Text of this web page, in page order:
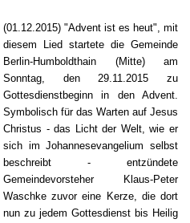
(01.12.2015) "Advent ist es heut", mit
diesem Lied startete die Gemeinde
Berlin-Humboldthain (Mitte) am
Sonntag, den 29.11.2015 zu
Gottesdienstbeginn in den Advent.
Symbolisch für das Warten auf Jesus
Christus - das Licht der Welt, wie er
sich im Johannesevangelium selbst
beschreibt - entzündete
Gemeindevorsteher Klaus-Peter
Waschke zuvor eine Kerze, die dort
nun zu jedem Gottesdienst bis Heilig